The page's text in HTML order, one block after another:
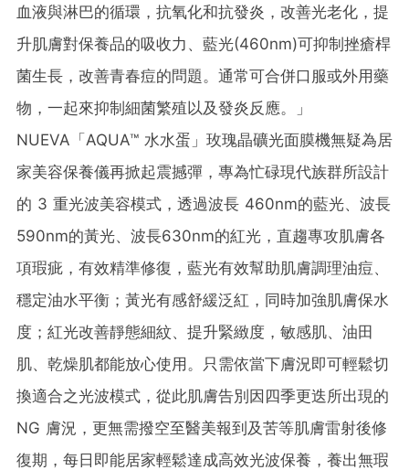
血液與淋巴的循環，抗氧化和抗發炎，改善光老化，提
升肌膚對保養品的吸收力、藍光(460nm)可抑制挫瘡桿
菌生長，改善青春痘的問題。通常可合併口服或外用藥
物，一起來抑制細菌繁殖以及發炎反應。」
NUEVA「AQUA™ 水水蛋」玫瑰晶礦光面膜機無疑為居
家美容保養儀再掀起震撼彈，專為忙碌現代族群所設計
的 3 重光波美容模式，透過波長 460nm的藍光、波長
590nm的黃光、波長630nm的紅光，直趨專攻肌膚各
項瑕疵，有效精準修復，藍光有效幫助肌膚調理油痘、
穩定油水平衡；黃光有感舒緩泛紅，同時加強肌膚保水
度；紅光改善靜態細紋、提升緊緻度，敏感肌、油田
肌、乾燥肌都能放心使用。只需依當下膚況即可輕鬆切
換適合之光波模式，從此肌膚告別因四季更迭所出現的
NG 膚況，更無需撥空至醫美報到及苦等肌膚雷射後修
復期，每日即能居家輕鬆達成高效光波保養，養出無瑕